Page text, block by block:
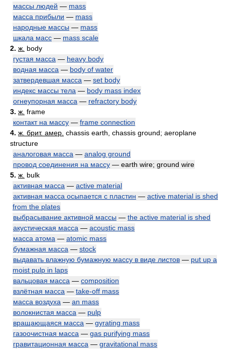
массы людей — mass
масса прибыли — mass
народные массы — mass
шкала масс — mass scale
2. ж. body
густая масса — heavy body
водная масса — body of water
затвердевшая масса — set body
индекс массы тела — body mass index
огнеупорная масса — refractory body
3. ж. frame
контакт на массу — frame connection
4. ж. брит. амер. chassis earth, chassis ground; aeroplane
structure
аналоговая масса — analog ground
провод соединения на массу — earth wire; ground wire
5. ж. bulk
активная масса — active material
активная масса осыпается с пластин — active material is shed
from the plates
выбрасывание активной массы — the active material is shed
акустическая масса — acoustic mass
масса атома — atomic mass
бумажная масса — stock
выдавать влажную бумажную массу в виде листов — put up a
moist pulp in laps
вальцовая масса — composition
взлётная масса — take-off mass
масса воздуха — an mass
волокнистая масса — pulp
вращающаяся масса — gyrating mass
газоочистная масса — gas purifying mass
гравитационная масса — gravitational mass